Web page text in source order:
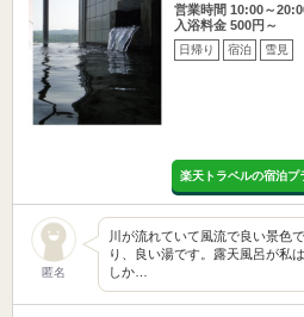
営業時間 10:00～
入浴料金 500円～
日帰り 宿泊 雪見
楽天トラベルの宿泊プ
匿名
川が流れていて風流で良い景色
り、良い湯です。露天風呂が私
しか…